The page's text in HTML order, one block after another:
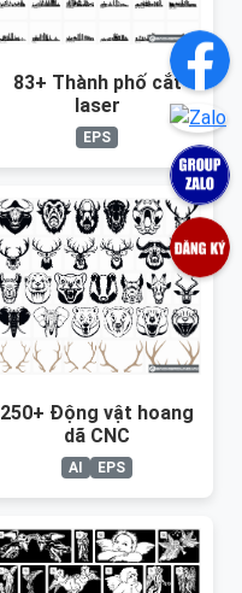
83+ Thành phố cắt
laser
EPS
250+ Động vật hoang
dã CNC
AI EPS